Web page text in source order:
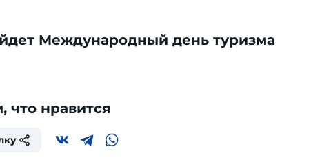
Международный день туризма
что нравится